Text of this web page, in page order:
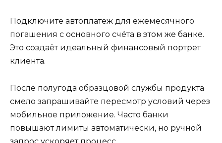
Подключите автоплатёж для ежемесячного
погашения с основного счёта в этом же банке.
Это создаёт идеальный финансовый портрет
клиента.
После полугода образцовой службы продукта
смело запрашивайте пересмотр условий через
мобильное приложение. Часто банки
повышают лимиты автоматически, но ручной
запрос ускоряет процесс.